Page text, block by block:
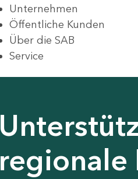
Unternehmen
Öffentliche Kunden
Über die SAB
Service
regionale